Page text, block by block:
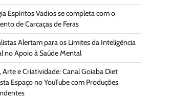
Espíritos Vadios se completa com o
de Carcaças de Feras
Alertam para os Limites da Inteligência
no Apoio à Saúde Mental
Arte e Criatividade: Canal Goiaba Diet
Espaço no YouTube com Produções